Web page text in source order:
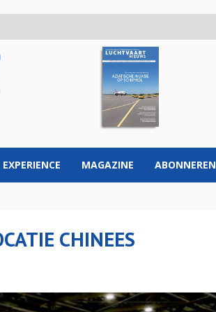
EXPERIENCE MAGAZINE ABONNEREN
CHINEES